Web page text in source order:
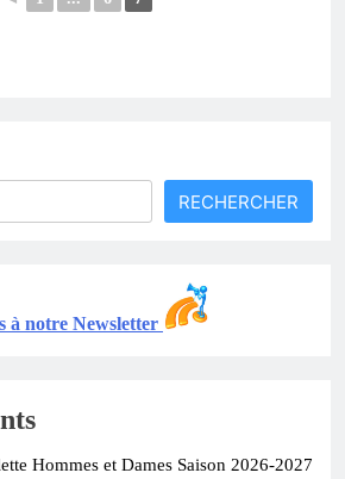
RECHERCHER
à notre Newsletter
Hommes et Dames Saison 2026-2027